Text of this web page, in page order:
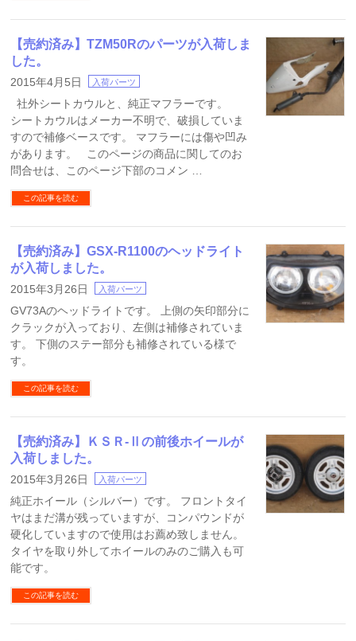
【売約済み】TZM50Rのパーツが入荷しま
した。
2015年4月5日 入荷パーツ
社外シートカウルと、純正マフラーです。
シートカウルはメーカー不明で、破損していま
すので補修ベースです。 マフラーには傷や凹み
があります。 このページの商品に関してのお
問合せは、このページ下部のコメン …
この記事を読む
【売約済み】GSX-R1100のヘッドライト
が入荷しました。
2015年3月26日 入荷パーツ
GV73Aのヘッドライトです。 上側の矢印部分に
クラックが入っており、左側は補修されていま
す。 下側のステー部分も補修されている様で
す。
この記事を読む
【売約済み】ＫＳＲ-Ⅱの前後ホイールが
入荷しました。
2015年3月26日 入荷パーツ
純正ホイール（シルバー）です。 フロントタイ
ヤはまだ溝が残っていますが、コンパウンドが
硬化していますので使用はお薦め致しません。
タイヤを取り外してホイールのみのご購入も可
能です。
この記事を読む